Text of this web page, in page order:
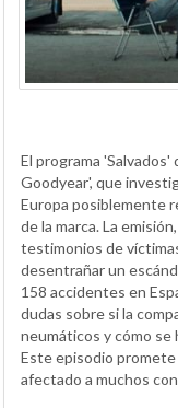
El programa
Goodyear', que
Europa posiblemente
de la marca. La
testimonios de
desentrañar un
158 accidentes en
dudas sobre si la
neumáticos y cómo se
Este episodio
afectado a muchos